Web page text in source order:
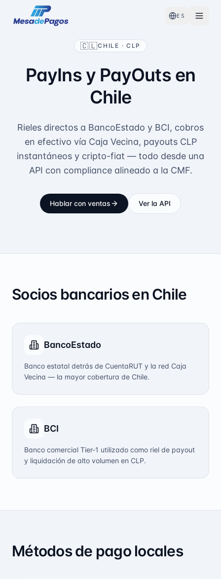
ES
🇨🇱CHILE · CLP
PayIns y PayOuts en
Chile
Rieles directos a BancoEstado y BCI, cobros
en efectivo vía Caja Vecina, payouts CLP
instantáneos y cripto-fiat — todo desde una
API con compliance alineado a la CMF.
Hablar con ventas Ver la API
Socios bancarios en Chile
BancoEstado
Banco estatal detrás de CuentaRUT y la red Caja
Vecina — la mayor cobertura de Chile.
BCI
Banco comercial Tier-1 utilizado como riel de payout
y liquidación de alto volumen en CLP.
Métodos de pago locales